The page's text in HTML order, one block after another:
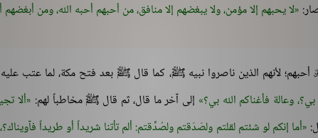
لا يحبهم إلا مؤمن، ولا يبغضهم إلا منافق، من أحبهم أحبه الله، ومن
أحبهم؛ لأنهم الذين ناصروا نبيه ﷺ، كما قال ﷺ بعد فتح مكة، لما عتب
وعالة فأغناكم الله بي؟ إلى آخر ما قال، ثم قال ﷺ مخاطباً لهم: ألا
أما إنكم لو شئتم لقلتم ولصَدَقتم ولصُدِّقتم: ألم تأتنا شريداً أو طريداً